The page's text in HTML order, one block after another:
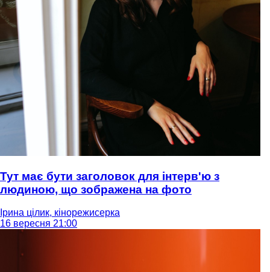
Тут має бути заголовок для інтерв'ю з
людиною, що зображена на фото
Ірина цілик, кінорежисерка
16 вересня 21:00